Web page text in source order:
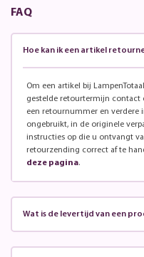
FAQ
Hoe kan ik een artikel
Om een artikel bij
gestelde retourtermijn contact
een retournummer en verdere
ongebruikt, in de originele
instructies op die u ontvangt
retourzending correct af te
deze pagina.
Wat is de levertijd van een